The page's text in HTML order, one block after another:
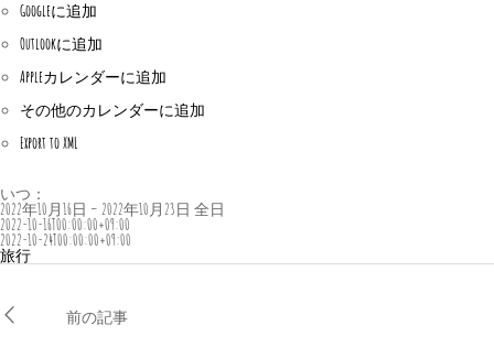
Googleに追加
Outlookに追加
Appleカレンダーに追加
その他のカレンダーに追加
Export to XML
いつ：
2022年10月16日 – 2022年10月23日 全日
2022-10-16T00:00:00+09:00
2022-10-24T00:00:00+09:00
旅行
前の記事